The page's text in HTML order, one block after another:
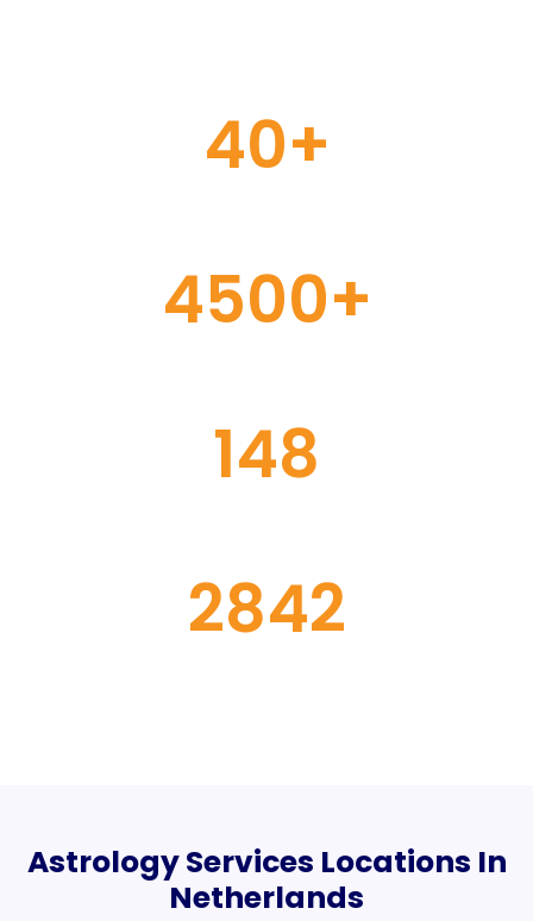
40+
4500+
148
2842
Astrology Services Locations In
Netherlands